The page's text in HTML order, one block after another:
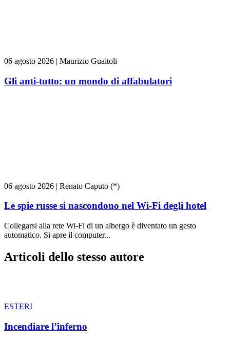
06 agosto 2026 | Maurizio Guaitoli
Gli anti-tutto: un mondo di affabulatori
06 agosto 2026 | Renato Caputo (*)
Le spie russe si nascondono nel Wi-Fi degli hotel
Collegarsi alla rete Wi-Fi di un albergo è diventato un gesto
automatico. Si apre il computer...
Articoli dello stesso autore
ESTERI
Incendiare l’inferno